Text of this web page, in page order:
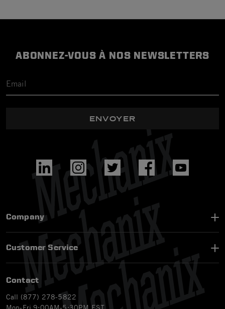
ABONNEZ-VOUS À NOS NEWSLETTERS
ENVOYER
Company
Customer Service
Contact
Call (877) 278-5822
Mon-Fri 9:00AM-5:30PM EST